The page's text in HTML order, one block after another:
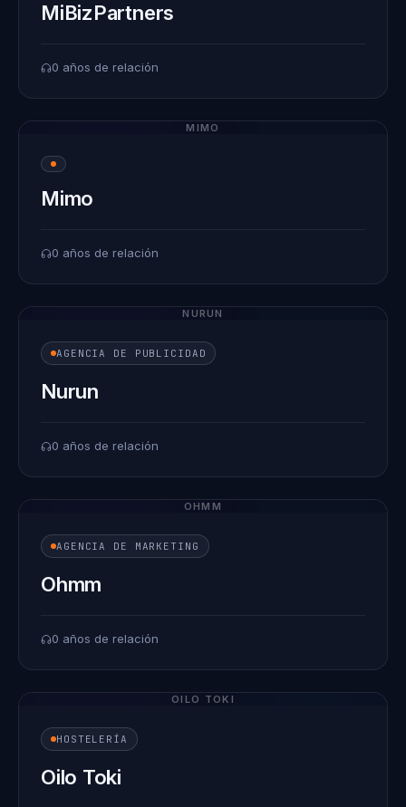
MiBizPartners
0 años de relación
MIMO
Mimo
0 años de relación
NURUN
AGENCIA DE PUBLICIDAD
Nurun
0 años de relación
OHMM
AGENCIA DE MARKETING
Ohmm
0 años de relación
OILO TOKI
HOSTELERÍA
Oilo Toki